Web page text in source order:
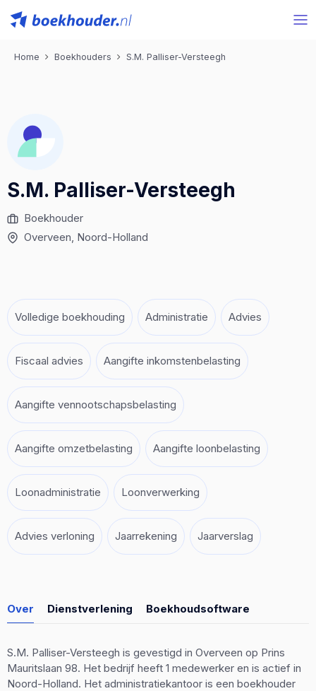
Home Boekhouders S.M. Palliser-Versteegh
S.M. Palliser-Versteegh
Boekhouder
Overveen, Noord-Holland
Volledige boekhouding Administratie Advies
Fiscaal advies Aangifte inkomstenbelasting
Aangifte vennootschapsbelasting
Aangifte omzetbelasting Aangifte loonbelasting
Loonadministratie Loonverwerking
Advies verloning Jaarrekening Jaarverslag
Over Dienstverlening Boekhoudsoftware
S.M. Palliser-Versteegh is gevestigd in Overveen op Prins
Mauritslaan 98. Het bedrijf heeft 1 medewerker en is actief in
Noord-Holland. Het administratiekantoor is een boekhouder